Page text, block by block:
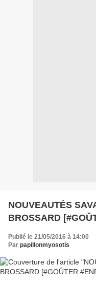
NOUVEAUTÉS
BROSSARD
Publié le 21/05/2016 à 14:00
Par papillonmyosotis